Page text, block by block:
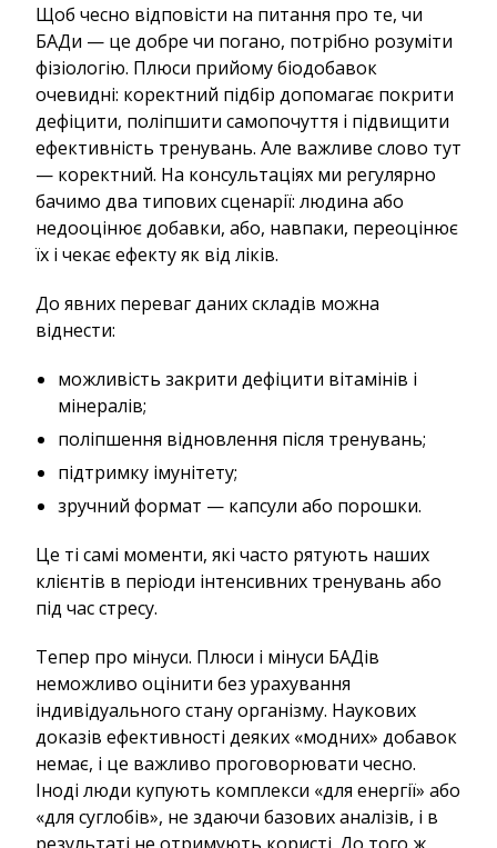
Щоб чесно відповісти на питання про те, чи
БАДи — це добре чи погано, потрібно розуміти
фізіологію. Плюси прийому біодобавок
очевидні: коректний підбір допомагає покрити
дефіцити, поліпшити самопочуття і підвищити
ефективність тренувань. Але важливе слово тут
— коректний. На консультаціях ми регулярно
бачимо два типових сценарії: людина або
недооцінює добавки, або, навпаки, переоцінює
їх і чекає ефекту як від ліків.
До явних переваг даних складів можна
віднести:
можливість закрити дефіцити вітамінів і
мінералів;
поліпшення відновлення після тренувань;
підтримку імунітету;
зручний формат — капсули або порошки.
Це ті самі моменти, які часто рятують наших
клієнтів в періоди інтенсивних тренувань або
під час стресу.
Тепер про мінуси. Плюси і мінуси БАДів
неможливо оцінити без урахування
індивідуального стану організму. Наукових
доказів ефективності деяких «модних» добавок
немає, і це важливо проговорювати чесно.
Іноді люди купують комплекси «для енергії» або
«для суглобів», не здаючи базових аналізів, і в